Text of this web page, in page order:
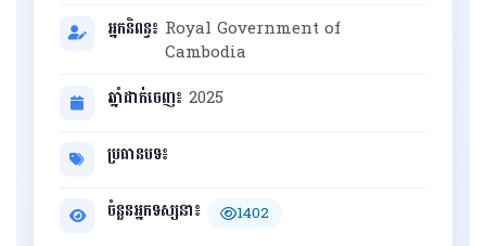
អ្នកនិពន្ធ៖ Royal Government of
Cambodia
ឆ្នាំដាក់ចេញ៖ 2025
ប្រធានបទ៖
ចំនួនអ្នកទស្សនា៖
1402